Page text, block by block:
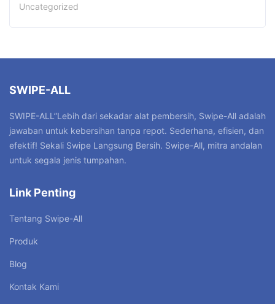
Uncategorized
SWIPE-ALL
SWIPE-ALL”Lebih dari sekadar alat pembersih, Swipe-All adalah
jawaban untuk kebersihan tanpa repot. Sederhana, efisien, dan
efektif! Sekali Swipe Langsung Bersih. Swipe-All, mitra andalan
untuk segala jenis tumpahan.
Link Penting
Tentang Swipe-All
Produk
Blog
Kontak Kami